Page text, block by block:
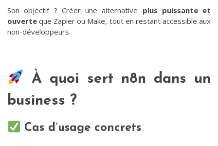
Son objectif ? Créer une alternative plus puissante et
ouverte que Zapier ou Make, tout en restant accessible aux
non-développeurs.
À quoi sert n8n dans un
business ?
Cas d’usage concrets